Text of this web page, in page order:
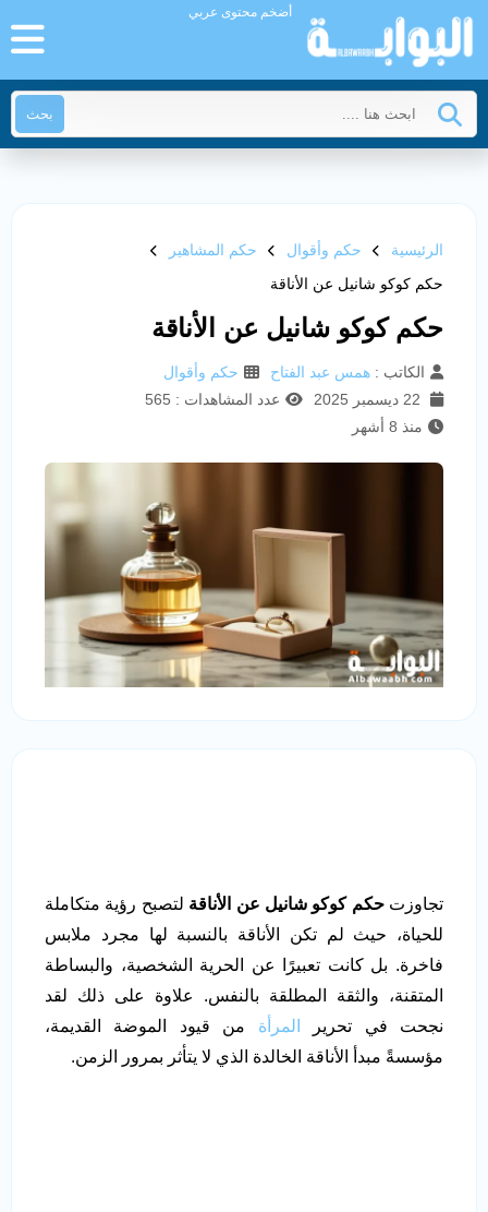
أضخم محتوى عربي
بحث
الرئيسية حكم وأقوال
حكم المشاهير
حكم كوكو شانيل عن الأناقة
حكم كوكو شانيل عن الأناقة
الكاتب : همس عبد الفتاح
حكم وأقوال
عدد المشاهدات : 565
منذ 8 أشهر
تجاوزتحكم كوكو شانيل عن الأناقة لتصبح رؤية متكاملة
للحياة، حيث لم تكن الأناقة بالنسبة لها مجرد ملابس
فاخرة. بل كانت تعبيرًا عن الحرية الشخصية، والبساطة
المتقنة، والثقة المطلقة بالنفس. علاوة على ذلك لقد
نجحت في تحرير
المرأة من قيود الموضة القديمة،
مؤسسةً مبدأ الأناقة الخالدة الذي لا يتأثر بمرور الزمن.